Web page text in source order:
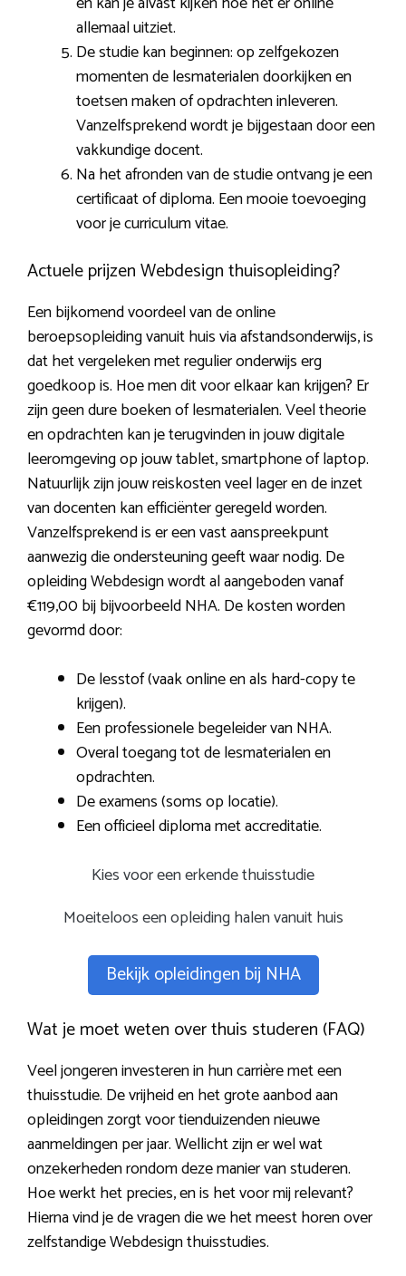
allemaal uitziet.
De studie kan beginnen: op zelfgekozen
momenten de lesmaterialen doorkijken en
toetsen maken of opdrachten inleveren.
Vanzelfsprekend wordt je bijgestaan door een
vakkundige docent.
Na het afronden van de studie ontvang je een
certificaat of diploma. Een mooie toevoeging
voor je curriculum vitae.
Actuele prijzen Webdesign thuisopleiding?
Een bijkomend voordeel van de online
beroepsopleiding vanuit huis via afstandsonderwijs, is
dat het vergeleken met regulier onderwijs erg
goedkoop is. Hoe men dit voor elkaar kan krijgen? Er
zijn geen dure boeken of lesmaterialen. Veel theorie
en opdrachten kan je terugvinden in jouw digitale
leeromgeving op jouw tablet, smartphone of laptop.
Natuurlijk zijn jouw reiskosten veel lager en de inzet
van docenten kan efficiënter geregeld worden.
Vanzelfsprekend is er een vast aanspreekpunt
aanwezig die ondersteuning geeft waar nodig. De
opleiding Webdesign wordt al aangeboden vanaf
€119,00 bij bijvoorbeeld NHA. De kosten worden
gevormd door:
De lesstof (vaak online en als hard-copy te
krijgen).
Een professionele begeleider van NHA.
Overal toegang tot de lesmaterialen en
opdrachten.
De examens (soms op locatie).
Een officieel diploma met accreditatie.
Kies voor een erkende thuisstudie
Moeiteloos een opleiding halen vanuit huis
Bekijk opleidingen bij NHA
Wat je moet weten over thuis studeren (FAQ)
Veel jongeren investeren in hun carrière met een
thuisstudie. De vrijheid en het grote aanbod aan
opleidingen zorgt voor tienduizenden nieuwe
aanmeldingen per jaar. Wellicht zijn er wel wat
onzekerheden rondom deze manier van studeren.
Hoe werkt het precies, en is het voor mij relevant?
Hierna vind je de vragen die we het meest horen over
zelfstandige Webdesign thuisstudies.